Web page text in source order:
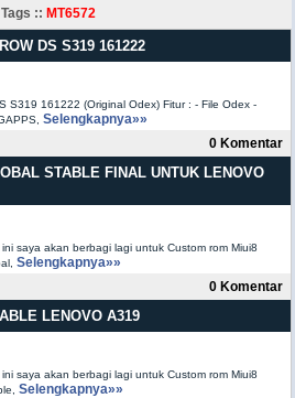
Tags :: MT6572
DS S319 161222
S319 161222 (Original Odex) Fitur : - File Odex -
Selengkapnya»»
0 Komentar
STABLE FINAL UNTUK LENOVO
saya akan berbagi lagi untuk Custom rom Miui8
Selengkapnya»»
0 Komentar
LENOVO A319
saya akan berbagi lagi untuk Custom rom Miui8
Selengkapnya»»